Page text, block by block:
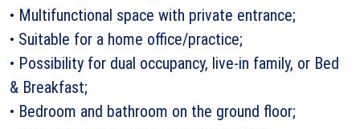
• Multifunctional space with private entrance;
• Suitable for a home office/practice;
• Possibility for dual occupancy, live-in family, or Bed
& Breakfast;
• Bedroom and bathroom on the ground floor;